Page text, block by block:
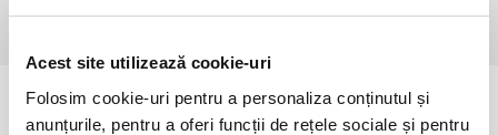
Acest site utilizează cookie-uri
Folosim cookie-uri pentru a personaliza conținutul și
anunțurile, pentru a oferi funcții de rețele sociale și pentru
Evenimentul a expirat.